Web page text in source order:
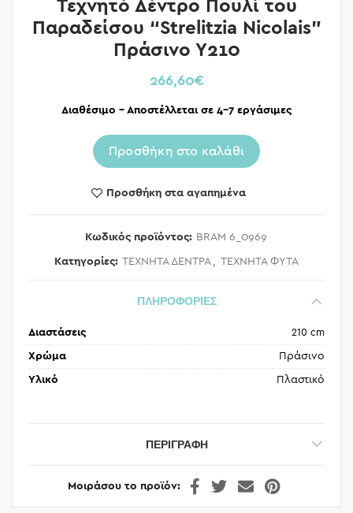
Τεχνητό Δέντρο Πουλί του
Παραδείσου “Strelitzia Nicolais”
Πράσινο Υ210
266,60€
Διαθέσιμο – Αποστέλλεται σε 4-7 εργάσιμες
Προσθήκη στο καλάθι
Προσθήκη στα αγαπημένα
Κωδικός προϊόντος: BRAM 6_0969
Κατηγορίες: ΤΕΧΝΗΤΑ ΔΕΝΤΡΑ , ΤΕΧΝΗΤΑ ΦΥΤΑ
ΠΛΗΡΟΦΟΡΙΕΣ
Διαστάσεις 210 cm
Χρώμα Πράσινο
Υλικό Πλαστικό
ΠΕΡΙΓΡΑΦΉ
Μοιράσου το προϊόν